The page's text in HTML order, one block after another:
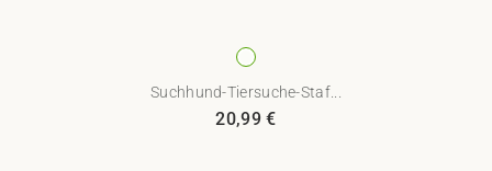
Suchhund-Tiersuche-Staf...
20,99€